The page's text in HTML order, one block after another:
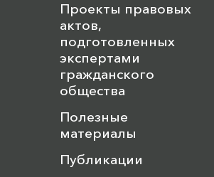
Проекты правовых
актов,
подготовленных
экспертами
гражданского
общества
Полезные
материалы
Публикации